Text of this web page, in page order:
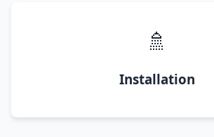
🚿
Installation